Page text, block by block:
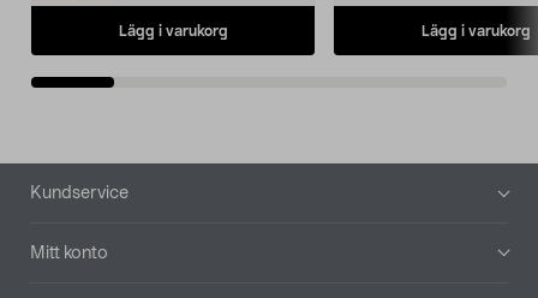
Lägg i varukorg Lägg i varukorg
Sidfot
Kundservice
Mitt konto